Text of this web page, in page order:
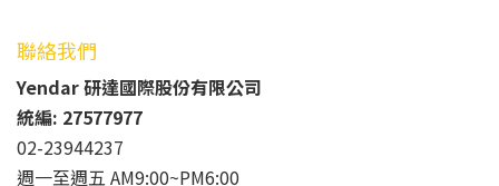
聯絡我們
Yendar 研達國際股份有限公司
統編: 27577977
02-23944237
週一至週五 AM9:00~PM6:00